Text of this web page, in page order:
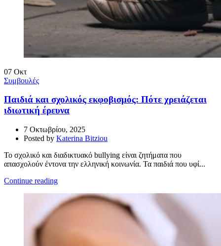
07 Οκτ
Συμβουλές
Παιδιά και σχολικός εκφοβισμός: Πότε χρειάζεται
ιδιωτική έρευνα
7 Οκτωβρίου, 2025
Posted by Katerina Bitziou
Το σχολικό και διαδικτυακό bullying είναι ζητήματα που
απασχολούν έντονα την ελληνική κοινωνία. Τα παιδιά που υφί...
Continue reading